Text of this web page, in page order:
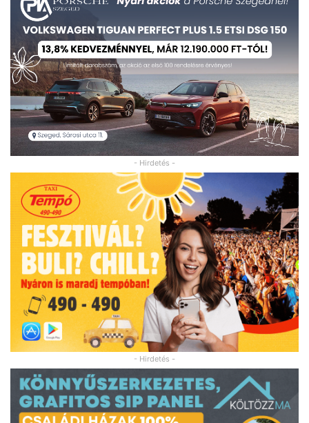
- Hirdetés -
- Hirdetés -